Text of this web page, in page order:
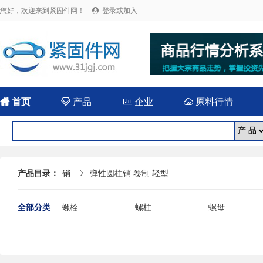
您好，欢迎来到紧固件网！  登录或加入
首页  产品 企业 原料行情
产品目录： 销  弹性圆柱销 卷制 轻型
全部分类 螺栓 螺柱
螺母